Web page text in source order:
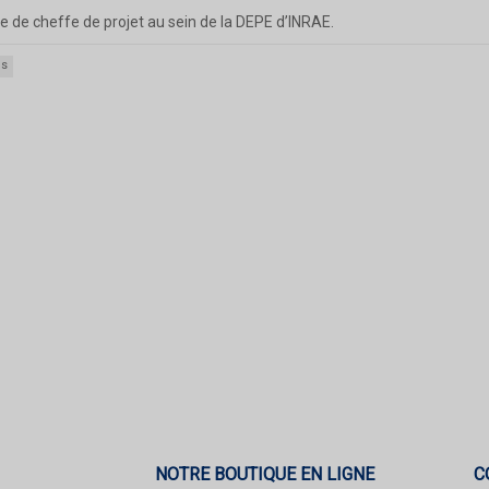
cheffe de projet au sein de la DEPE d’INRAE.
NOTRE BOUTIQUE EN LIGNE